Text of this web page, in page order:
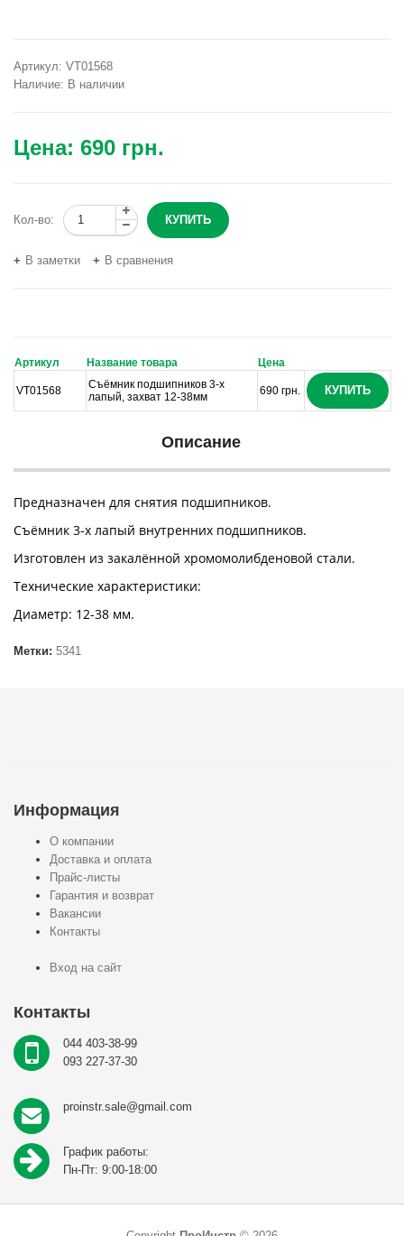
Артикул: VT01568
Наличие: В наличии
Цена: 690 грн.
Кол-во:
В заметки В сравнения
Артикул Название товара Цена
VT01568
Съёмник подшипников 3-х
лапый, захват 12-38мм
690 грн. КУПИТЬ
Описание
Предназначен для снятия подшипников.
Съёмник 3-х лапый внутренних подшипников.
Изготовлен из закалённой хромомолибденовой стали.
Технические характеристики:
Диаметр: 12-38 мм.
Метки: 5341
Информация
О компании
Доставка и оплата
Прайс-листы
Гарантия и возврат
Вакансии
Контакты
Вход на сайт
Контакты
044 403-38-99
093 227-37-30
proinstr.sale@gmail.com
График работы:
Пн-Пт: 9:00-18:00